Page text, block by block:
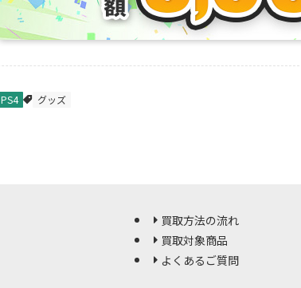
PS4 グッズ
買取方法の流れ
買取対象商品
よくあるご質問